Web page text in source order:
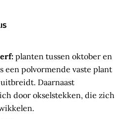
planten tussen oktober en
een polvormende vaste plant
Daarnaast
door okselstekken, die zich